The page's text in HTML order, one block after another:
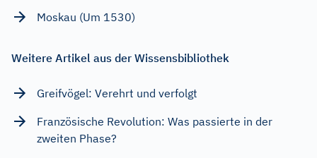
Moskau (Um 1530)
Weitere Artikel aus der Wissensbibliothek
Greifvögel: Verehrt und verfolgt
Französische Revolution: Was passierte in der
zweiten Phase?